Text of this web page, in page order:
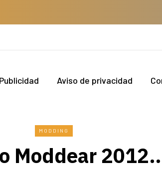
Publicidad Aviso de privacidad
MODDING
Moddear